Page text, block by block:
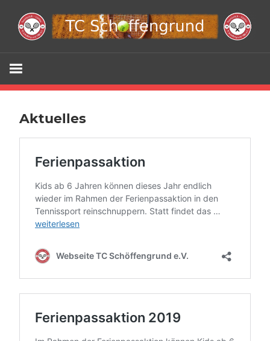
Inhalt
springen
TC
Aktuelles